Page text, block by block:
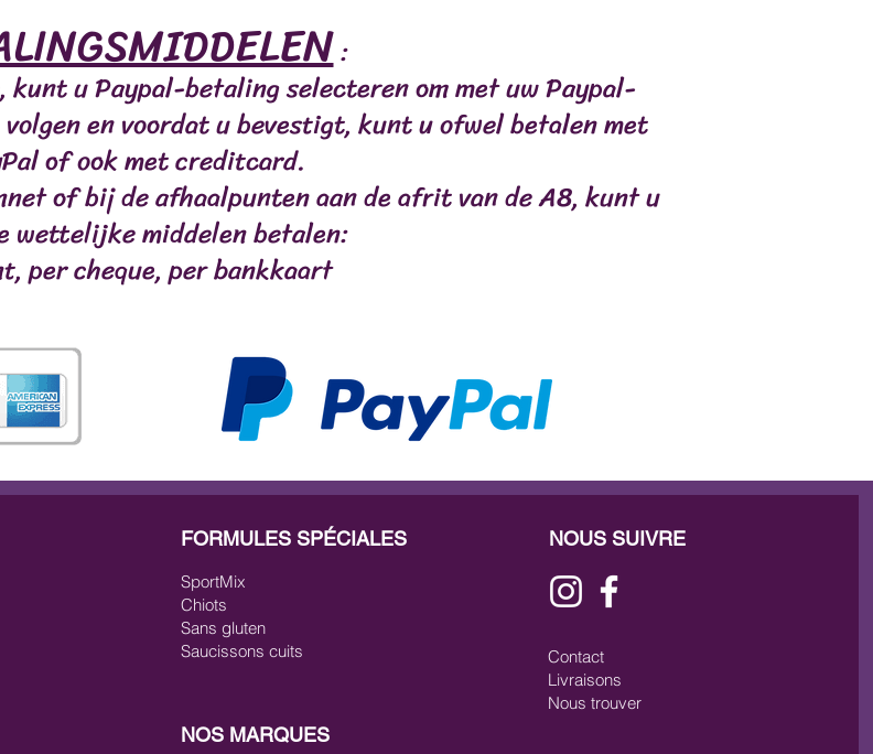
POISSONS MASTICATIONS/RÉCOMPENSES COMPLÉMENTS
:
kunt u Paypal-betaling selecteren om met uw Paypal-
en voordat u bevestigt, kunt u ofwel betalen met
of ook met creditcard.
of bij de afhaalpunten aan de afrit van de A8, kunt u
wettelijke middelen betalen:
per cheque, per bankkaart
FORMULES SPÉCIALES
SportMix
Chiots
Sans gluten
Saucissons cuits
NOS MARQUES
NOUS SUIVRE
Contact
Livraisons
Nous trouver